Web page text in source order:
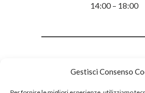
Gestisci Consenso
14:00 – 18:00